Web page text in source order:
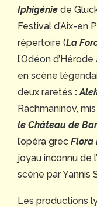
Iphigénie de
Festival d’Aix-en
répertoire (La
l’Odéon
en scène
deux raretés :
Rachmaninov,
le Château de
l’opéra grec Flora
joyau inconnu de
scène par Yannis
Les productions